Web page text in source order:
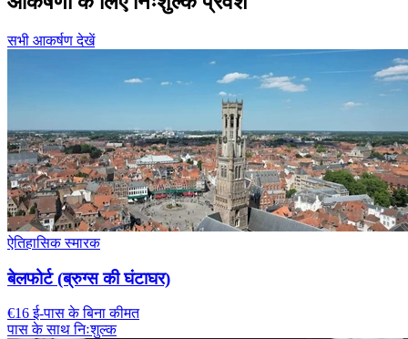
सभी आकर्षण देखें
ऐतिहासिक स्मारक
बेलफोर्ट (ब्रुग्स की घंटाघर)
€16 ई-पास के बिना कीमत
पास के साथ निःशुल्क